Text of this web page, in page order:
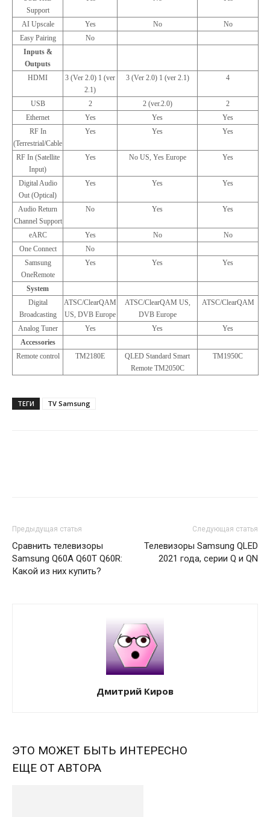
Support
AI Upscale Yes No
No
Easy Pairing
No
Inputs &
Outputs
HDMI
3 (Ver 2.0) 1 (ver
2.1)
3 (Ver 2.0) 1 (ver 2.1) 4
USB 2 2 (ver.2.0)
2
Ethernet
Yes Yes
Yes
RF In
(Terrestrial/Cable
Yes Yes Yes
RF In (Satellite
Input)
Yes No US, Yes Europe Yes
Digital Audio
Out (Optical)
Yes Yes Yes
Audio Return
Channel Support
No Yes Yes
eARC Yes No
No
One Connect
No
Samsung
OneRemote
Yes Yes Yes
System
Digital
Broadcasting
ATSC/ClearQAM
US, DVB Europe
ATSC/ClearQAM US,
DVB Europe
ATSC/ClearQAM
Analog Tuner Yes Yes
Yes
Accessories
Remote control
TM2180E
QLED Standard Smart
Remote TM2050C
TM1950C
ТЕГИ TV Samsung
Предыдущая статья
Сравнить телевизоры
Samsung Q60A Q60T Q60R:
Какой из них купить?
Следующая статья
Телевизоры Samsung QLED
2021 года, серии Q и QN
Дмитрий Киров
ЭТО МОЖЕТ БЫТЬ ИНТЕРЕСНО
ЕЩЕ ОТ АВТОРА